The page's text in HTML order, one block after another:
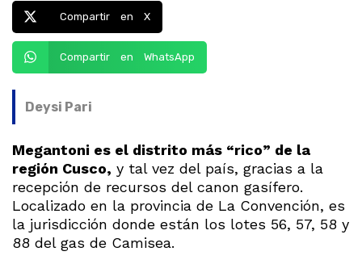
Compartir en X
Compartir en WhatsApp
Deysi Pari
Megantoni es el distrito más “rico” de la
región Cusco, y tal vez del país, gracias a la
recepción de recursos del canon gasífero.
Localizado en la provincia de La Convención, es
la jurisdicción donde están los lotes 56, 57, 58 y
88 del gas de Camisea.